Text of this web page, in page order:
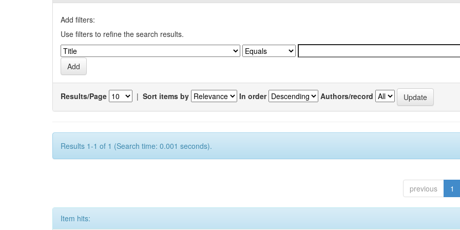
Add filters:
Use filters to refine the search results.
Results/Page | Sort items by In order Authors/record
Results 1-1 of 1 (Search time: 0.001 seconds).
previous 1
Item hits: